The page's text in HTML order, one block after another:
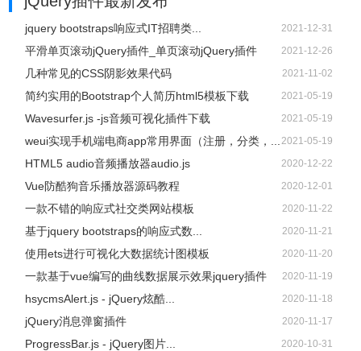
jquery bootstraps响应式IT招聘类... 2021-12-31
平滑单页滚动jQuery插件_单页滚动jQuery插件 2021-12-26
几种常见的CSS阴影效果代码 2021-11-02
简约实用的Bootstrap个人简历html5模板下载 2021-05-19
Wavesurfer.js -js音频可视化插件下载 2021-05-19
weui实现手机端电商app常用界面（注册，分类，... 2021-05-19
HTML5 audio音频播放器audio.js 2020-12-22
Vue防酷狗音乐播放器源码教程 2020-12-01
一款不错的响应式社交类网站模板 2020-11-22
基于jquery bootstraps的响应式数... 2020-11-21
使用ets进行可视化大数据统计图模板 2020-11-20
一款基于vue编写的曲线数据展示效果jquery插件 2020-11-19
hsycmsAlert.js - jQuery炫酷... 2020-11-18
jQuery消息弹窗插件 2020-11-17
ProgressBar.js - jQuery图片... 2020-10-31